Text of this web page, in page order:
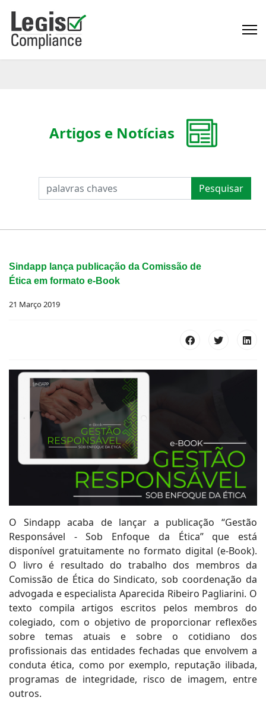
PESQUISAR Pesquisar
Artigos e Notícias
Sindapp lança publicação da Comissão de
Ética em formato e-Book
21 Março 2019
O Sindapp acaba de lançar a publicação “Gestão
Responsável - Sob Enfoque da Ética” que está
disponível gratuitamente no formato digital (e-Book).
O livro é resultado do trabalho dos membros da
Comissão de Ética do Sindicato, sob coordenação da
advogada e especialista Aparecida Ribeiro Pagliarini. O
texto compila artigos escritos pelos membros do
colegiado, com o objetivo de proporcionar reflexões
sobre temas atuais e sobre o cotidiano dos
profissionais das entidades fechadas que envolvem a
conduta ética, como por exemplo, reputação ilibada,
programas de integridade, risco de imagem, entre
outros.